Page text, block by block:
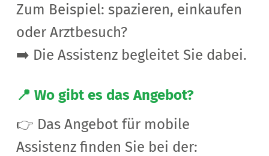
Zum Beispiel: spazieren, einkaufen
oder Arztbesuch?
➡️ Die Assistenz begleitet Sie dabei.
📍 Wo gibt es das Angebot?
👉 Das Angebot für mobile
Assistenz finden Sie bei der: